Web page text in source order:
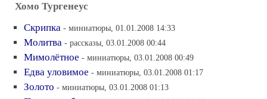
Хомо Тургенеус
Скрипка - миниатюры, 01.01.2008 14:33
Молитва - рассказы, 03.01.2008 00:44
Мимолётное - миниатюры, 03.01.2008 00:49
Едва уловимое - миниатюры, 03.01.2008 01:17
Золото - миниатюры, 03.01.2008 01:13